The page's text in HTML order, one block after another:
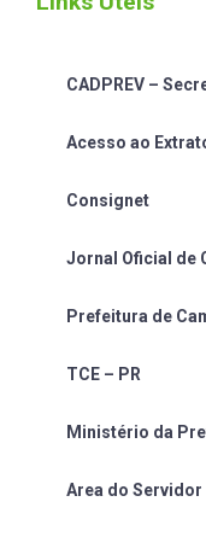
CADPREV –
Acesso ao
Consignet
Jornal Oficial de
Prefeitura de
TCE – PR
Ministério da
Area do Servidor